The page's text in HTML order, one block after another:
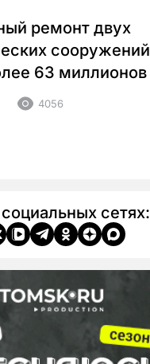
ремонт двух
сооружений
63 миллионов
4056
сетях: